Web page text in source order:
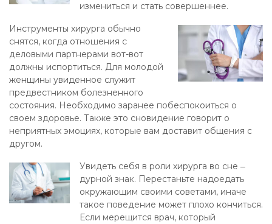
измениться и стать совершеннее.
Инструменты хирурга обычно
снятся, когда отношения с
деловыми партнерами вот-вот
должны испортиться. Для молодой
женщины увиденное служит
предвестником болезненного
состояния. Необходимо заранее побеспокоиться о
своем здоровье. Также это сновидение говорит о
неприятных эмоциях, которые вам доставит общения с
другом.
Увидеть себя в роли хирурга во сне ‒
дурной знак. Перестаньте надоедать
окружающим своими советами, иначе
такое поведение может плохо кончиться.
Если мерещится врач, который